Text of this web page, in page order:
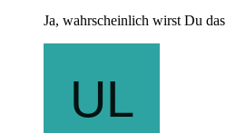
Ja, wahrscheinlich wirst Du das